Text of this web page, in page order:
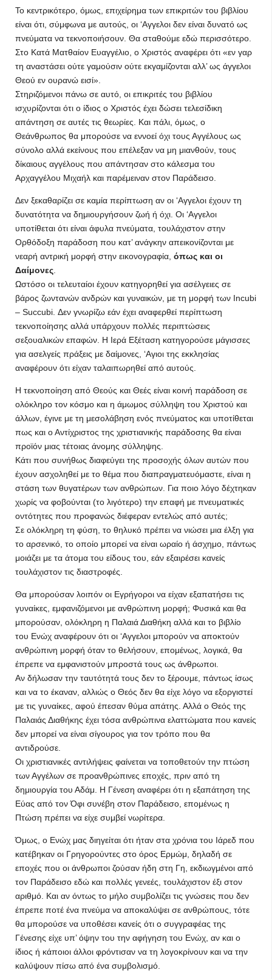
Το κεντρικότερο, όμως, επιχείρημα των επικριτών του βιβλίου
είναι ότι, σύμφωνα με αυτούς, οι ‘Aγγελοι δεν είναι δυνατό ως
πνεύματα να τεκνοποιήσουν. Θα σταθούμε εδώ περισσότερο.
Στο Κατά Ματθαίον Ευαγγέλιο, ο Χριστός αναφέρει ότι «εν γαρ
τη αναστάσει ούτε γαμούσιν ούτε εκγαμίζονται αλλ’ ως άγγελοι
Θεού εν ουρανώ εισί».
Στηριζόμενοι πάνω σε αυτό, οι επικριτές του βιβλίου
ισχυρίζονται ότι ο ίδιος ο Χριστός έχει δώσει τελεσίδικη
απάντηση σε αυτές τις θεωρίες. Και πάλι, όμως, ο
Θεάνθρωπος θα μπορούσε να εννοεί όχι τους Αγγέλους ως
σύνολο αλλά εκείνους που επέλεξαν να μη μιανθούν, τους
δίκαιους αγγέλους που απάντησαν στο κάλεσμα του
Αρχαγγέλου Μιχαήλ και παρέμειναν στον Παράδεισο.
Δεν ξεκαθαρίζει σε καμία περίπτωση αν οι ‘Aγγελοι έχουν τη
δυνατότητα να δημιουργήσουν ζωή ή όχι. Οι ‘Aγγελοι
υποτίθεται ότι είναι άφυλα πνεύματα, τουλάχιστον στην
Ορθόδοξη παράδοση που κατ’ ανάγκην απεικονίζονται με
νεαρή αντρική μορφή στην εικονογραφία, όπως και οι
Δαίμονες
Ωστόσο οι τελευταίοι έχουν κατηγορηθεί για ασέλγειες σε
βάρος ζωντανών ανδρών και γυναικών, με τη μορφή των Incubi
– Succubi. Δεν γνωρίζω εάν έχει αναφερθεί περίπτωση
τεκνοποίησης αλλά υπάρχουν πολλές περιπτώσεις
σεξουαλικών επαφών. Η Ιερά Εξέταση κατηγορούσε μάγισσες
για ασελγείς πράξεις με δαίμονες, ‘Aγιοι της εκκλησίας
αναφέρουν ότι είχαν ταλαιπωρηθεί από αυτούς.
Η τεκνοποίηση από Θεούς και Θεές είναι κοινή παράδοση σε
ολόκληρο τον κόσμο και η άμωμος σύλληψη του Χριστού και
άλλων, έγινε με τη μεσολάβηση ενός πνεύματος και υποτίθεται
πως και ο Αντίχριστος της χριστιανικής παράδοσης θα είναι
προϊόν μιας τέτοιας άνομης σύλληψης.
Κάτι που συνήθως διαφεύγει της προσοχής όλων αυτών που
έχουν ασχοληθεί με το θέμα που διαπραγματευόμαστε, είναι η
στάση των θυγατέρων των ανθρώπων. Για ποιο λόγο δέχτηκαν
χωρίς να φοβούνται (το λιγότερο) την επαφή με πνευματικές
οντότητες που προφανώς διέφεραν εντελώς από αυτές;
Σε ολόκληρη τη φύση, το θηλυκό πρέπει να νιώσει μια έλξη για
το αρσενικό, το οποίο μπορεί να είναι ωραίο ή άσχημο, πάντως
μοιάζει με τα άτομα του είδους του, εάν εξαιρέσει κανείς
τουλάχιστον τις διαστροφές.
Θα μπορούσαν λοιπόν οι Εγρήγοροι να είχαν εξαπατήσει τις
γυναίκες, εμφανιζόμενοι με ανθρώπινη μορφή; Φυσικά και θα
μπορούσαν, ολόκληρη η Παλαιά Διαθήκη αλλά και το βιβλίο
του Ενώχ αναφέρουν ότι οι ‘Aγγελοι μπορούν να αποκτούν
ανθρώπινη μορφή όταν το θελήσουν, επομένως, λογικά, θα
έπρεπε να εμφανιστούν μπροστά τους ως άνθρωποι.
Αν δήλωσαν την ταυτότητά τους δεν το ξέρουμε, πάντως ίσως
και να το έκαναν, αλλιώς ο Θεός δεν θα είχε λόγο να εξοργιστεί
με τις γυναίκες, αφού έπεσαν θύμα απάτης. Αλλά ο Θεός της
Παλαιάς Διαθήκης έχει τόσα ανθρώπινα ελαττώματα που κανείς
δεν μπορεί να είναι σίγουρος για τον τρόπο που θα
αντιδρούσε.
Οι χριστιανικές αντιλήψεις φαίνεται να τοποθετούν την πτώση
των Αγγέλων σε προανθρώπινες εποχές, πριν από τη
δημιουργία του Αδάμ. Η Γένεση αναφέρει ότι η εξαπάτηση της
Εύας από τον Όφι συνέβη στον Παράδεισο, επομένως η
Πτώση πρέπει να είχε συμβεί νωρίτερα.
Όμως, ο Ενώχ μας διηγείται ότι ήταν στα χρόνια του Ιάρεδ που
κατέβηκαν οι Γρηγορούντες στο όρος Ερμώμ, δηλαδή σε
εποχές που οι άνθρωποι ζούσαν ήδη στη Γη, εκδιωγμένοι από
τον Παράδεισο εδώ και πολλές γενεές, τουλάχιστον έξι στον
αριθμό. Και αν όντως το μήλο συμβολίζει τις γνώσεις που δεν
έπρεπε ποτέ ένα πνεύμα να αποκαλύψει σε ανθρώπους, τότε
θα μπορούσε να υποθέσει κανείς ότι ο συγγραφέας της
Γένεσης είχε υπ’ όψην του την αφήγηση του Ενώχ, αν και ο
ίδιος ή κάποιοι άλλοι φρόντισαν να τη λογοκρίνουν και να την
καλύψουν πίσω από ένα συμβολισμό.